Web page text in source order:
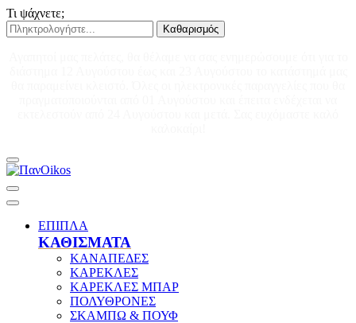
Τι ψάχνετε;
Καθαρισμός
ΕΠΙΠΛΑ
ΚΑΘΙΣΜΑΤΑ
ΚΑΝΑΠΕΔΕΣ
ΚΑΡΕΚΛΕΣ
ΚΑΡΕΚΛΕΣ ΜΠΑΡ
ΠΟΛΥΘΡΟΝΕΣ
ΣΚΑΜΠΩ & ΠΟΥΦ